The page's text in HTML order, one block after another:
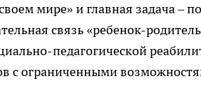
мире» и главная задача –
связь «ребенок-
педагогической
с ограниченными